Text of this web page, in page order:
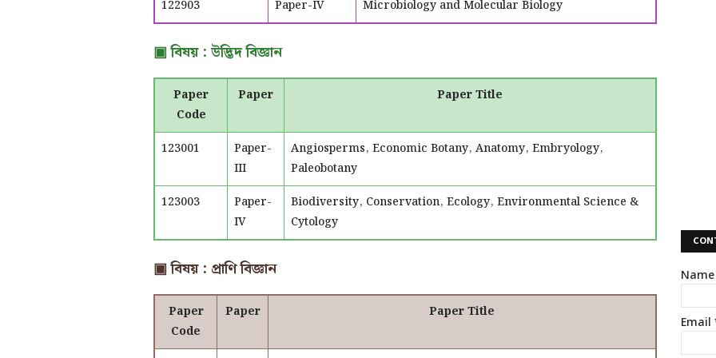
122903
Paper-IV Microbiology and Molecular Biology
▣ বিষয় : উদ্ভিদ বিজ্ঞান
Paper
Code
Paper Paper Title
123001
Paper-
III
Angiosperms, Economic Botany, Anatomy, Embryology,
Paleobotany
123003
Paper-
IV
Biodiversity, Conservation, Ecology, Environmental Science &
Cytology
▣ বিষয় : প্রাণি বিজ্ঞান
Paper
Code
Paper Paper Title
Name
Email